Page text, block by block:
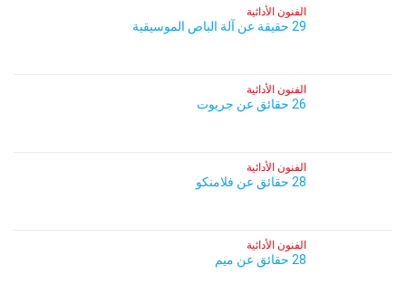
الفنون الأدائية
29 حقيقة عن آلة الباص الموسيقية
الفنون الأدائية
26 حقائق عن جريوت
الفنون الأدائية
28 حقائق عن فلامنكو
الفنون الأدائية
28 حقائق عن ميم